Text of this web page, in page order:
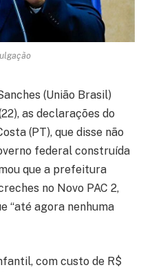
(União Brasil)
as declarações do
(PT), que disse não
federal construída
que a prefeitura
no Novo PAC 2,
“até agora nenhuma
com custo de R$